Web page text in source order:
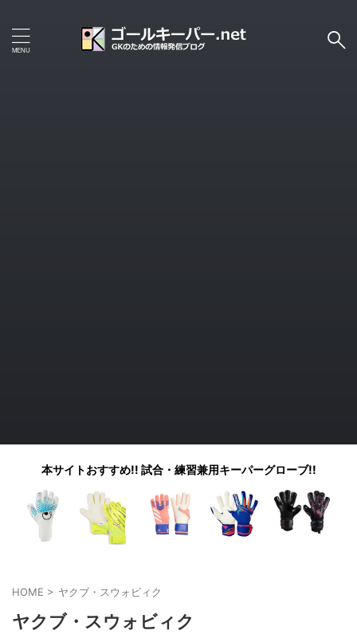
本サイトおすすめ!! 試合・練習兼用キーパーグローブ!!
HOME > ヤクブ・スウォビィク
ヤクブ・スウォビィク